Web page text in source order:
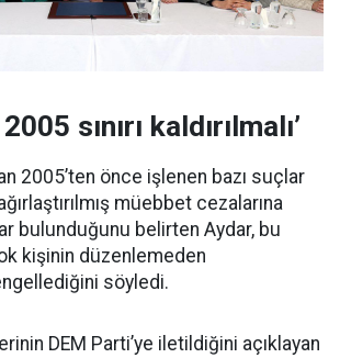
sınırı kaldırılmalı’
2005’ten önce işlenen bazı suçlar
müebbet cezalarına
bulunduğunu belirten Aydar, bu
kişinin düzenlemeden
söyledi.
DEM Parti’ye iletildiğini açıklayan